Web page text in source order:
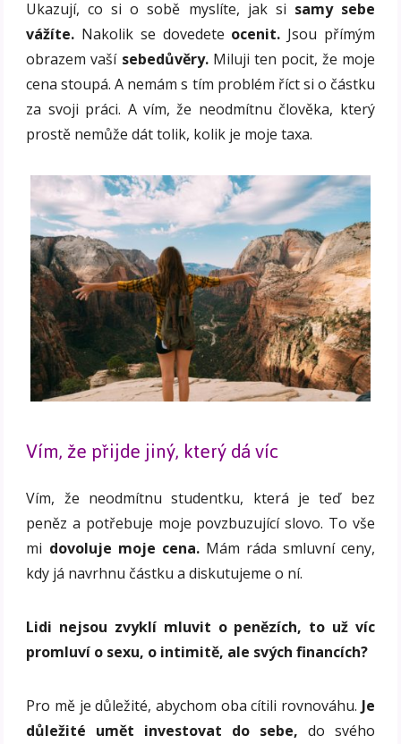
Ukazují, co si o sobě myslíte, jak si samy sebe
vážíte. Nakolik se dovedete ocenit. Jsou přímým
obrazem vaší sebedůvěry.Miluji ten pocit, že moje
cena stoupá. A nemám s tím problém říct si o částku
za svoji práci. A vím, že neodmítnu člověka, který
prostě nemůže dát tolik, kolik je moje taxa.
Vím, že přijde jiný, který dá víc
Vím, že neodmítnu studentku, která je teď bez
peněz a potřebuje moje povzbuzující slovo. To vše
mi dovoluje moje cena.Mám ráda smluvní ceny,
kdy já navrhnu částku a diskutujeme o ní.
Lidi nejsou zvyklí mluvit o penězích, to už víc
promluví o sexu, o intimitě, ale svých financích?
Pro mě je důležité, abychom oba cítili rovnováhu. Je
důležité umět investovat do sebe, do svého